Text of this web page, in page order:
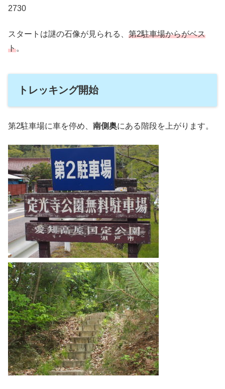
2730
スタートは謎の石像が見られる、 第2駐車場からがベス
ト。
トレッキング開始
第2駐車場に車を停め、 南側奥にある階段を上がります。